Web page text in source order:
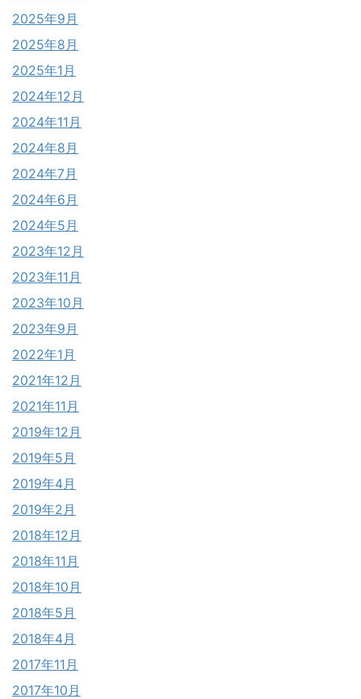
2025年9月
2025年8月
2025年1月
2024年12月
2024年11月
2024年8月
2024年7月
2024年6月
2024年5月
2023年12月
2023年11月
2023年10月
2023年9月
2022年1月
2021年12月
2021年11月
2019年12月
2019年5月
2019年4月
2019年2月
2018年12月
2018年11月
2018年10月
2018年5月
2018年4月
2017年11月
2017年10月